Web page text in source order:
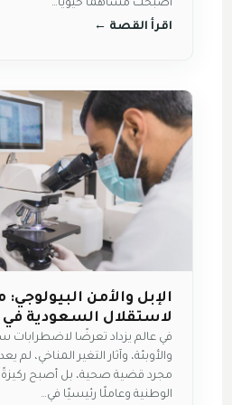
أصبحت مساهماً حيوياً…
اقرأ القصة →
الإبل والأمن
لاستقلال السعودية في
في عالم يزداد تعرضًا لاضطرابات
والأوبئة، وآثار التغير المناخي،
مجرد قضية صحية، بل أصبح
الوطنية وعاملًا رئيسيًا في…